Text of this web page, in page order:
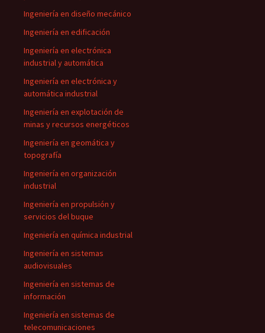
Ingeniería en diseño mecánico
Ingeniería en edificación
Ingeniería en electrónica
industrial y automática
Ingeniería en electrónica y
automática industrial
Ingeniería en explotación de
minas y recursos energéticos
Ingeniería en geomática y
topografía
Ingeniería en organización
industrial
Ingeniería en propulsión y
servicios del buque
Ingeniería en química industrial
Ingeniería en sistemas
audiovisuales
Ingeniería en sistemas de
información
Ingeniería en sistemas de
telecomunicaciones